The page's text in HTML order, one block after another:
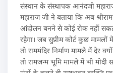
संस्थान के संस्थापक आनंदजी
महाराज जी ने बताया कि अब
आंदोलन बनने से कोई रोक नहीं
रहेगा। जब सुप्रीम कोर्ट कुछ
तो राममंदिर निर्माण मामले में देर
तो रामजन्म भूमि मामले में भी मोदी